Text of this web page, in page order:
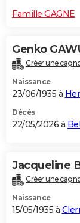
Famille GAGNE
Genko
Créer une
Naissance
23/06/1935 à
Décès
22/05/2026 à
Jacqueline
Créer une
Naissance
15/05/1935 à